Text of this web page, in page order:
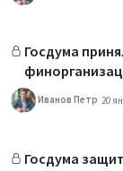
Госдума
Иванов Петр 20
Госдума